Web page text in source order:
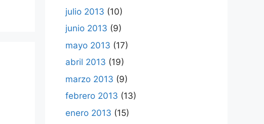
julio 2013 (10)
junio 2013 (9)
mayo 2013 (17)
abril 2013 (19)
marzo 2013 (9)
febrero 2013 (13)
enero 2013 (15)